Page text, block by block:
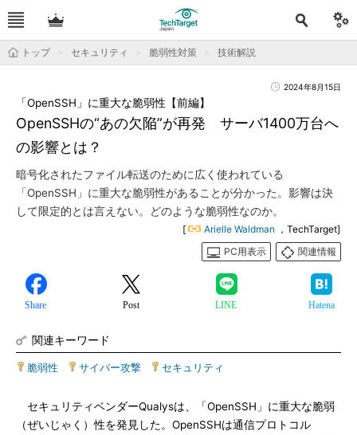
トップ セキュリティ 脆弱性対策 技術解説
2024年8月15日
OpenSSHの“あの欠陥”が再発 サーバ1400万台へ
の影響とは？
「OpenSSH」に重大な脆弱性【前編】
暗号化されたファイル転送のために広く使われている
「OpenSSH」に重大な脆弱性があることが分かった。影響は決
して限定的とは言えない。どのような脆弱性なのか。
[ Arielle Waldman ，TechTarget]
PC用表示
関連情報
Share Post LINE Hatena
関連キーワード
脆弱性 サイバー攻撃 セキュリティ
セキュリティベンダーQualysは、「OpenSSH」に重大な脆弱
（ぜいじゃく）性を発見した。OpenSSHは通信プロトコル